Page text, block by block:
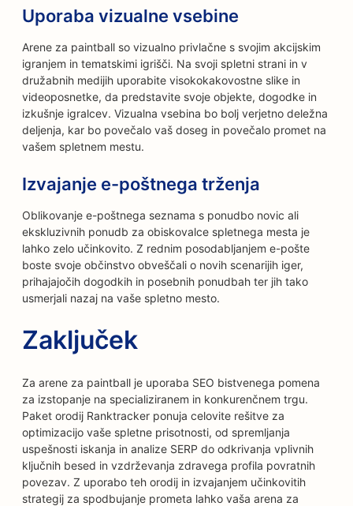
Uporaba vizualne vsebine
Arene za paintball so vizualno privlačne s svojim akcijskim
igranjem in tematskimi igrišči. Na svoji spletni strani in v
družabnih medijih uporabite visokokakovostne slike in
videoposnetke, da predstavite svoje objekte, dogodke in
izkušnje igralcev. Vizualna vsebina bo bolj verjetno deležna
deljenja, kar bo povečalo vaš doseg in povečalo promet na
vašem spletnem mestu.
Izvajanje e-poštnega trženja
Oblikovanje e-poštnega seznama s ponudbo novic ali
ekskluzivnih ponudb za obiskovalce spletnega mesta je
lahko zelo učinkovito. Z rednim posodabljanjem e-pošte
boste svoje občinstvo obveščali o novih scenarijih iger,
prihajajočih dogodkih in posebnih ponudbah ter jih tako
usmerjali nazaj na vaše spletno mesto.
Zaključek
Za arene za paintball je uporaba SEO bistvenega pomena
za izstopanje na specializiranem in konkurenčnem trgu.
Paket orodij Ranktracker ponuja celovite rešitve za
optimizacijo vaše spletne prisotnosti, od spremljanja
uspešnosti iskanja in analize SERP do odkrivanja vplivnih
ključnih besed in vzdrževanja zdravega profila povratnih
povezav. Z uporabo teh orodij in izvajanjem učinkovitih
strategij za spodbujanje prometa lahko vaša arena za